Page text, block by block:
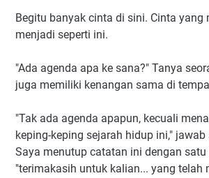
Begitu banyak cinta di sini. Cinta yang
menjadi seperti ini.
"Ada agenda apa ke sana?" Tanya
juga memiliki kenangan sama di
"Tak ada agenda apapun, kecuali
keping-keping sejarah hidup ini," jawab
Saya menutup catatan ini dengan
"terimakasih untuk kalian... yang telah